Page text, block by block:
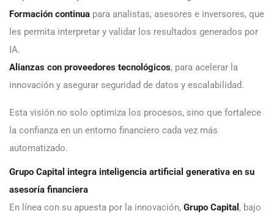
Formación continua para analistas, asesores e inversores, que
les permita interpretar y validar los resultados generados por
IA.
Alianzas con proveedores tecnológicos, para acelerar la
innovación y asegurar seguridad de datos y escalabilidad.
Esta visión no solo optimiza los procesos, sino que fortalece
la confianza en un entorno financiero cada vez más
automatizado.
Grupo Capital integra inteligencia artificial generativa en su
asesoría financiera
En línea con su apuesta por la innovación, Grupo Capital , bajo